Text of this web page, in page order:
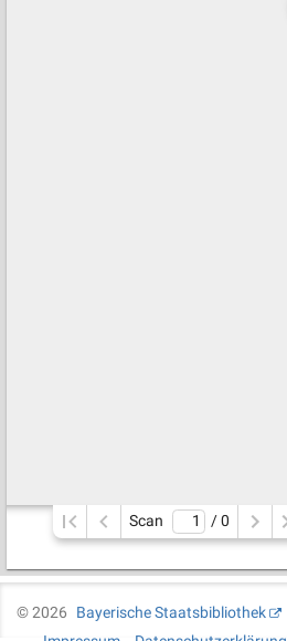
Scan / 0
©2026
Bayerische Staatsbibliothek